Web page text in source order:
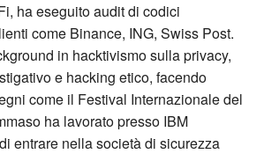
ha eseguito audit di codici
come Binance, ING, Swiss Post.
in hacktivismo sulla privacy,
e hacking etico, facendo
come il Festival Internazionale del
ha lavorato presso IBM
entrare nella società di sicurezza